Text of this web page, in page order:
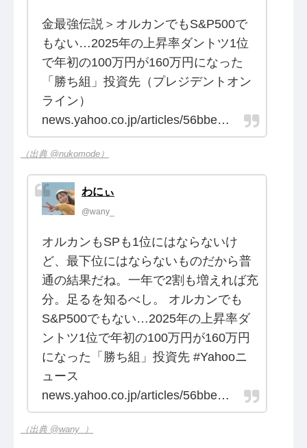
金最強伝説＞オルカンでもS&P500で
もない…2025年の上昇率ダントツ1位
で年初の100万円が160万円になった
「勝ち組」投資先（プレジデントオン
ライン）
news.yahoo.co.jp/articles/56bbe…
（出典 @nukomode）
わにぃ
@wany_
オルカンもSPも1位にはならないけ
ど、最下位にはならないものだから普
通の結果だね。一年で2割も増えれば充
分。足るを知るべし。 オルカンでも
S&P500でもない…2025年の上昇率ダ
ントツ1位で年初の100万円が160万円
になった「勝ち組」投資先 #Yahooニ
ュース
news.yahoo.co.jp/articles/56bbe…
（出典 @wany_）